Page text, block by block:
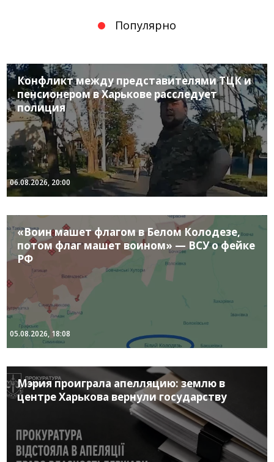
Популярно
Конфликт между представителями ТЦК и
пенсионером в Харькове расследует
полиция
06.08.2026, 20:00
«Воин машет флагом в Белом Колодезе,
потом флаг машет воином» — ВСУ о фейке
РФ
05.08.2026, 18:08
Мэрия проиграла апелляцию: землю в
центре Харькова вернули государству